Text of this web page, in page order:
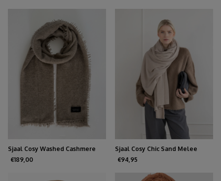
Sjaal Cosy Washed Cashmere
Mole
€189,00
Sjaal Cosy Chic Sand Melee
€94,95